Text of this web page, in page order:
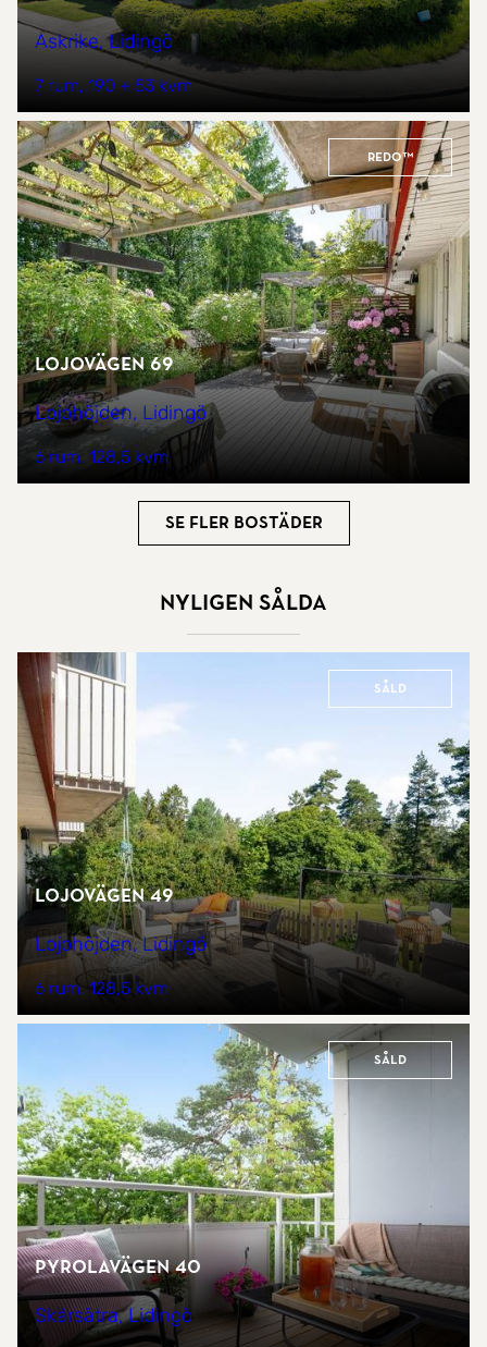
Askrike, Lidingö
7 rum 190 + 53 kvm
REDO™
Lojovägen 69
Lojohöjden, Lidingö
6 rum 128,5 kvm
Se fler bostäder
Nyligen sålda
Såld
Lojovägen 49
Lojohöjden, Lidingö
6 rum 128,5 kvm
Såld
Pyrolavägen 40
Skärsätra, Lidingö